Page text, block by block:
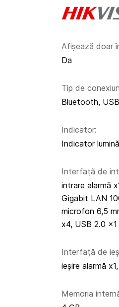
Afișează doar
Da
Tip de
Bluetooth, USB
Indicator:
Indicator lumină
Interfață de
intrare alarmă
Gigabit LAN
microfon 6,5
x4, USB 2.0 x1
Interfață de
ieșire alarmă
Memoria